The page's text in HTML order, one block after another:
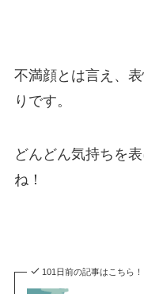
不満顔とは言え、
りです。
どんどん気持ちを
ね！
101日前の記事はこちら！